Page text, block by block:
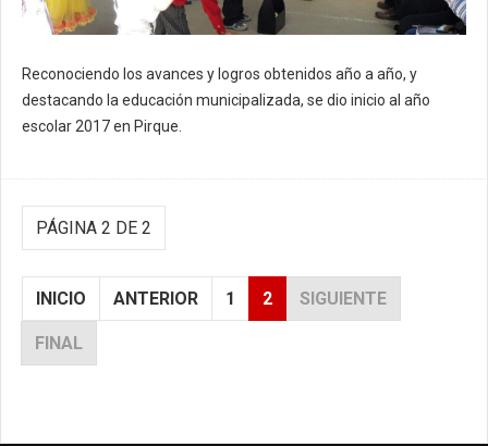
Reconociendo los avances y logros obtenidos año a año, y
destacando la educación municipalizada, se dio inicio al año
escolar 2017 en Pirque.
PÁGINA 2 DE 2
INICIO ANTERIOR 1 2 SIGUIENTE
FINAL